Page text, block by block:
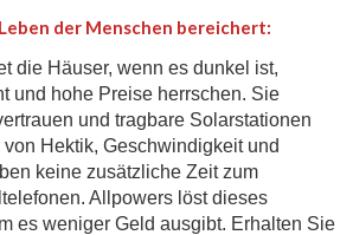
der Menschen bereichert:
die Häuser, wenn es dunkel ist,
und hohe Preise herrschen. Sie
und tragbare Solarstationen
von Hektik, Geschwindigkeit und
keine zusätzliche Zeit zum
Allpowers löst dieses
es weniger Geld ausgibt. Erhalten Sie